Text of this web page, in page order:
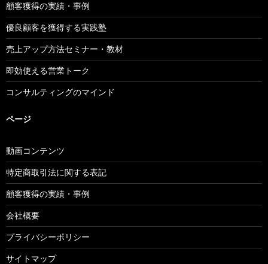
顧客獲得の実績・事例
優良顧客を獲得する実践塾
売上アップ方法セミナー・教材
即効使える営業トーク
コンサルティングのマインド
ページ
動画コンテンツ
特定商取引法に関する表記
顧客獲得の実績・事例
会社概要
プライバシーポリシー
サイトマップ